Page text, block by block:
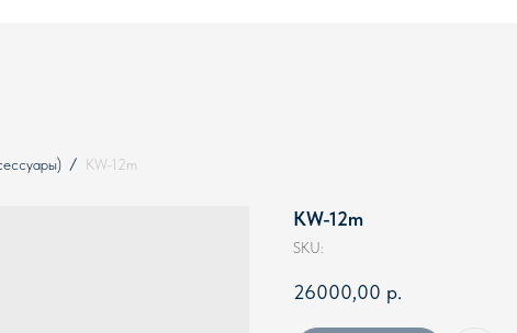
KW-12m
KW-12m
SKU:
26000,00 р.